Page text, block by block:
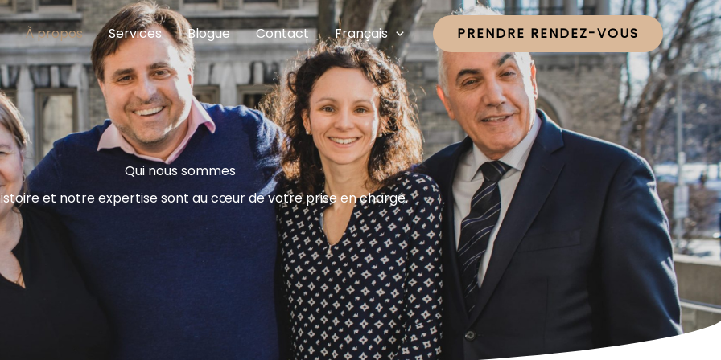
À propos Services Blogue Contact Français PRENDRE RENDEZ-VOUS
Qui nous sommes
et notre expertise sont au cœur de votre prise en charge.